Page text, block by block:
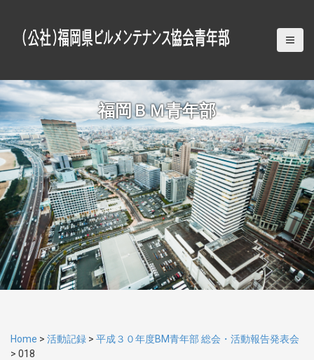
o
c
o
n
t
e
n
t
福岡ＢＭ青年部
Home > 活動記録 > 平成３０年度BM青年部 総会・活動報告発表会
> 018